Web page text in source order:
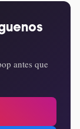
antes que